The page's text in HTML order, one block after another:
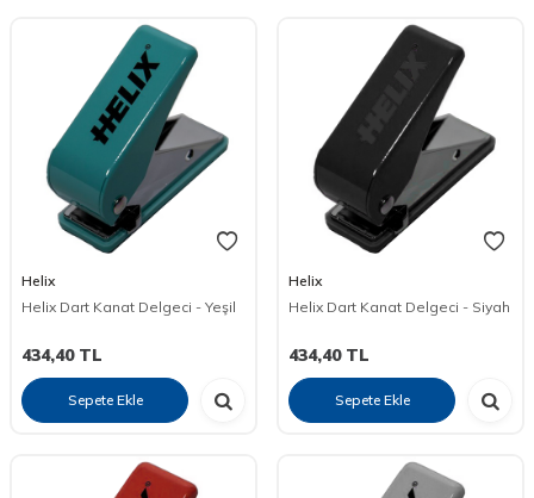
Helix
Helix Dart Kanat Delgeci - Yeşil
434,40TL
Sepete Ekle
Helix
Helix Dart Kanat Delgeci - Siyah
434,40TL
Sepete Ekle